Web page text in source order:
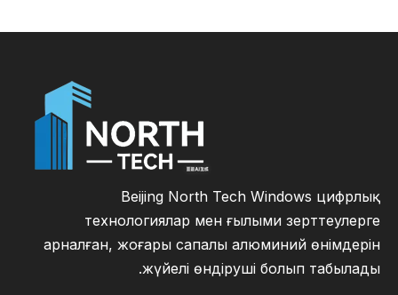
Beijing North Tech Windows цифрлық
технологиялар мен ғылыми зерттеулерге
арналған, жоғары сапалы алюминий өнімдерін
жүйелі өндіруші болып табылады.